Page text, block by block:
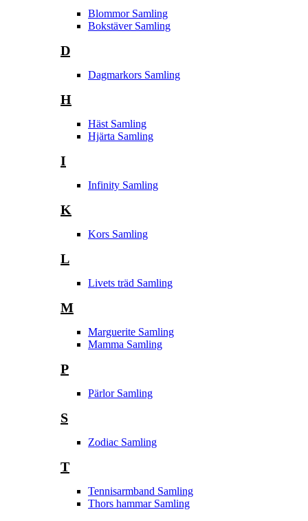
Blommor Samling
Bokstäver Samling
D
Dagmarkors Samling
H
Häst Samling
Hjärta Samling
I
Infinity Samling
K
Kors Samling
L
Livets träd Samling
M
Marguerite Samling
Mamma Samling
P
Pärlor Samling
S
Zodiac Samling
T
Tennisarmband Samling
Thors hammar Samling